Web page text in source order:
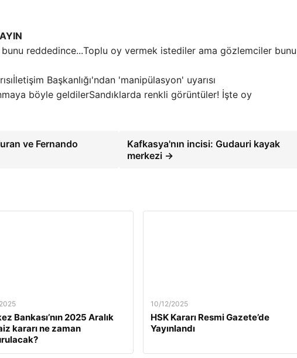
Toplu oy vermek istediler ama gözlemciler bunu
İletişim Başkanlığı'ndan 'manipülasyon' uyarısı
Sandıklarda renkli görüntüler! İşte oy
ve Fernando
Kafkasya'nın incisi: Gudauri kayak
merkezi →
Bankası’nın 2025 Aralık
kararı ne zaman
10/12/2025
HSK Kararı Resmi Gazete’de
Yayınlandı